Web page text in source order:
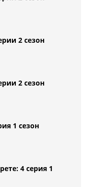
2 сезон
2 сезон
1 сезон
4 серия 1